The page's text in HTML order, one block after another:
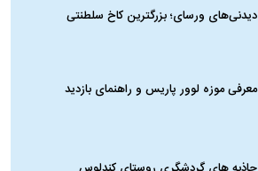
دیدنی‌های ورسای؛ بزرگترین کاخ سلطنتی
معرفی موزه لوور پاریس و راهنمای بازدید